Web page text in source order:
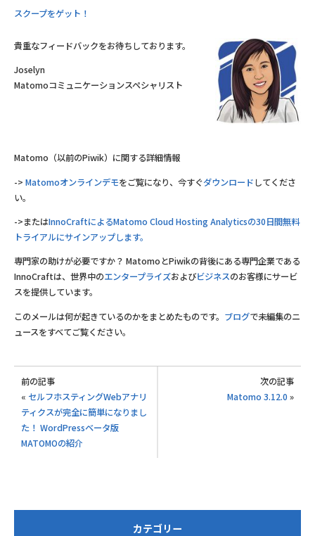
スクープをゲット！
貴重なフィードバックをお待ちしております。
Joselyn
Matomoコミュニケーションスペシャリスト
Matomo（以前のPiwik）に関する詳細情報
-> Matomoオンラインデモをご覧になり、今すぐダウンロードしてくださ
い。
->またはInnoCraftによるMatomo Cloud Hosting Analyticsの30日間無料
トライアルにサインアップします。
専門家の助けが必要ですか？ MatomoとPiwikの背後にある専門企業である
InnoCraftは、世界中のエンタープライズおよびビジネスのお客様にサービ
スを提供しています。
このメールは何が起きているのかをまとめたものです。 ブログで未編集のニ
ュースをすべてご覧ください。
前の記事
« セルフホスティングWebアナリ
ティクスが完全に簡単になりまし
た！ WordPressベータ版
MATOMOの紹介
次の記事
Matomo 3.12.0 »
カテゴリー